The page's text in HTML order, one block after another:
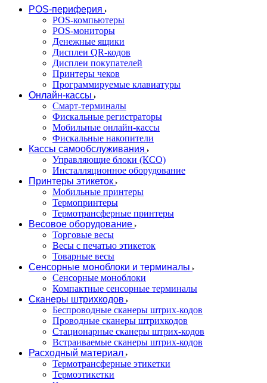
POS-периферия
POS-компьютеры
POS-мониторы
Денежные ящики
Дисплеи QR-кодов
Дисплеи покупателей
Принтеры чеков
Программируемые клавиатуры
Онлайн-кассы
Смарт-терминалы
Фискальные регистраторы
Мобильные онлайн-кассы
Фискальные накопители
Кассы самообслуживания
Управляющие блоки (КСО)
Инсталляционное оборудование
Принтеры этикеток
Мобильные принтеры
Термопринтеры
Термотрансферные принтеры
Весовое оборудование
Торговые весы
Весы с печатью этикеток
Товарные весы
Сенсорные моноблоки и терминалы
Сенсорные моноблоки
Компактные сенсорные терминалы
Сканеры штрихкодов
Беспроводные сканеры штрих-кодов
Проводные сканеры штрихкодов
Стационарные сканеры штрих-кодов
Встраиваемые сканеры штрих-кодов
Расходный материал
Термотрансферные этикетки
Термоэтикетки